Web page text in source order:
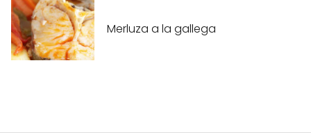
Merluza a la gallega